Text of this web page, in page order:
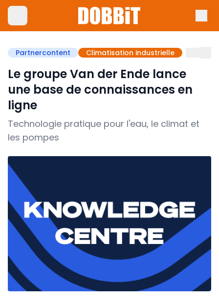
Partnercontent Climatisation industrielle
Le groupe Van der Ende lance
une base de connaissances en
ligne
Technologie pratique pour l'eau, le climat et
les pompes